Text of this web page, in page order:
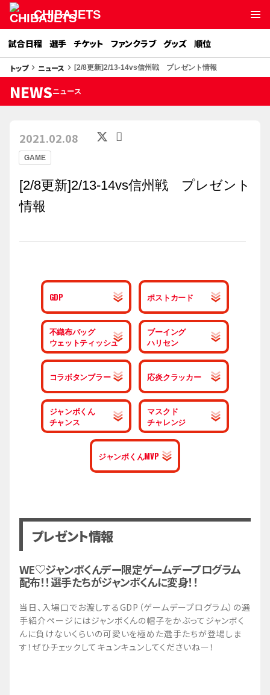
CHIBAJETS
試合日程 選手 チケット ファンクラブ グッズ 順位
トップkeyboard_arrow_right ニュース keyboard_arrow_right [2/8更新]2/13-14vs信州戦 プレゼント情報
NEWSニュース
GAME
2021.02.08
[2/8更新]2/13-14vs信州戦 プレゼント
情報
GDP ポストカード
不織布バッグ
ウェットティッシュ
ブーイング
ハリセン
コラボタンブラー 応炎クラッカー
ジャンボくん
チャンス
マスクド
チャレンジ
ジャンボくんMVP
プレゼント情報
WE♡ジャンボくんデー限定ゲームデープログラム
配布！！選手たちがジャンボくんに変身！！
当日、入場口でお渡しするGDP（ゲームデープログラム）の選
手紹介ページにはジャンボくんの帽子をかぶってジャンボく
んに負けないくらいの可愛いを極めた選手たちが登場しま
す！ぜひチェックしてキュンキュンしてくださいねー！